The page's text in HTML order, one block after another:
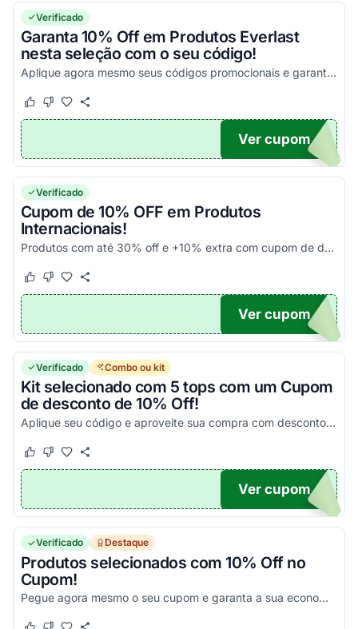
Verificado
Garanta 10% Off em Produtos Everlast
nesta seleção com o seu código!
Aplique agora mesmo seus códigos promocionais e garanta todos os seus descontos agora mesmo!
Este cupom funcionou
Este cupom não funcionou
10
Ver cupom
Verificado
Cupom de 10% OFF em Produtos
Internacionais!
Produtos com até 30% off e +10% extra com cupom de desconto em produtos participantes da campanha. Consulte exceções no site. Aplique o código promocional no carrinho e aproveite!
Este cupom funcionou
Este cupom não funcionou
10
Ver cupom
Verificado Combo ou kit
Kit selecionado com 5 tops com um Cupom
de desconto de 10% Off!
Aplique seu código e aproveite sua compra com desconto especial!
Este cupom funcionou
Este cupom não funcionou
10
Ver cupom
Verificado Destaque
Produtos selecionados com 10% Off no
Cupom!
Pegue agora mesmo o seu cupom e garanta a sua economia nesta seleção de calçados Olympikus!